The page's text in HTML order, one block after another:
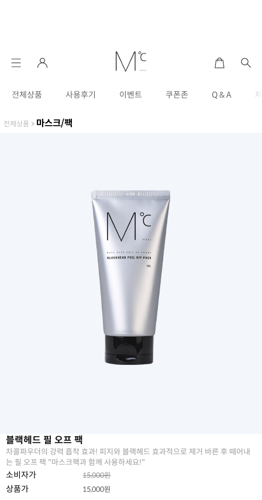
전체상품 사용후기 이벤트 쿠폰존 Q & A
전체상품 > 마스크/팩
블랙헤드 필 오프 팩
차콜파우더의 강력 흡착 효과! 피지와 블랙헤드 효과적으로 제거 바른 후 떼어내
는 필 오프 팩 "마스크팩과 함께 사용하세요!"
소비자가 15,000원
상품가 15,000원